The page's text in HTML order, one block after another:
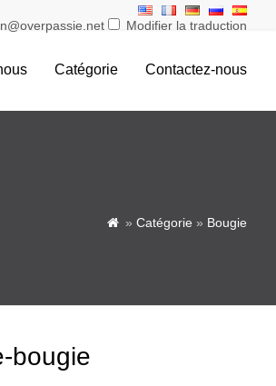
Modifier la traduction
Catégorie Contactez-nous
 » Catégorie » Bougie
bougie